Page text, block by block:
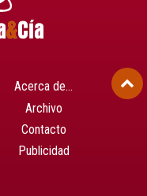
Acerca de…
Archivo
Contacto
Publicidad